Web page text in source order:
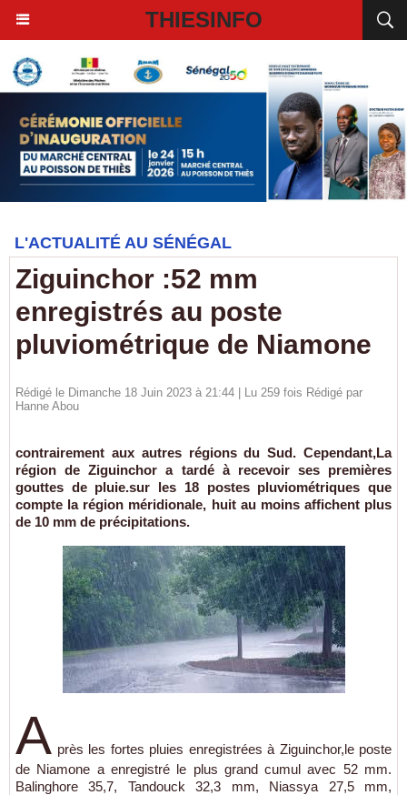
THIESINFO
L'ACTUALITÉ AU SÉNÉGAL
Ziguinchor :52 mm
enregistrés au poste
pluviométrique de Niamone
Rédigé le Dimanche 18 Juin 2023 à 21:44 | Lu 259 fois Rédigé par
Hanne Abou
contrairement aux autres régions du Sud. Cependant,La
région de Ziguinchor a tardé à recevoir ses premières
gouttes de pluie.sur les 18 postes pluviométriques que
compte la région méridionale, huit au moins affichent plus
de 10 mm de précipitations.
A près les fortes pluies enregistrées à Ziguinchor,le poste
de Niamone a enregistré le plus grand cumul avec 52 mm.
Balinghore 35,7, Tandouck 32,3 mm, Niassya 27,5 mm,